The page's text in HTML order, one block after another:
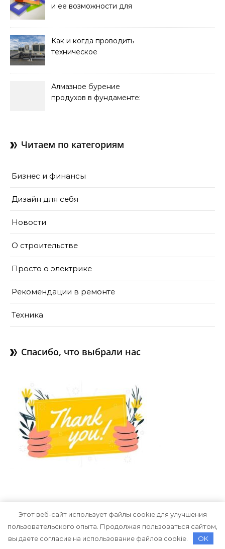
и ее возможности для
Как и когда проводить
техническое
Алмазное бурение
продухов в фундаменте:
Читаем по категориям
Бизнес и финансы
Дизайн для себя
Новости
О строительстве
Просто о электрике
Рекомендации в ремонте
Техника
Спасибо, что выбрали нас
Тема Graceful от Optima Themes
Этот веб-сайт использует файлы cookie для улучшения
пользовательского опыта. Продолжая пользоваться сайтом,
вы даете согласие на использование файлов cookie.
OK